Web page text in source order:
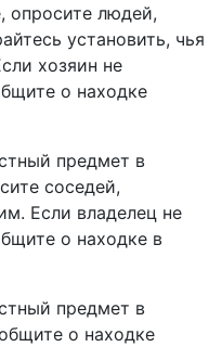
опросите людей,
установить, чья
хозяин не
о находке
предмет в
соседей,
Если владелец не
о находке в
предмет в
о находке